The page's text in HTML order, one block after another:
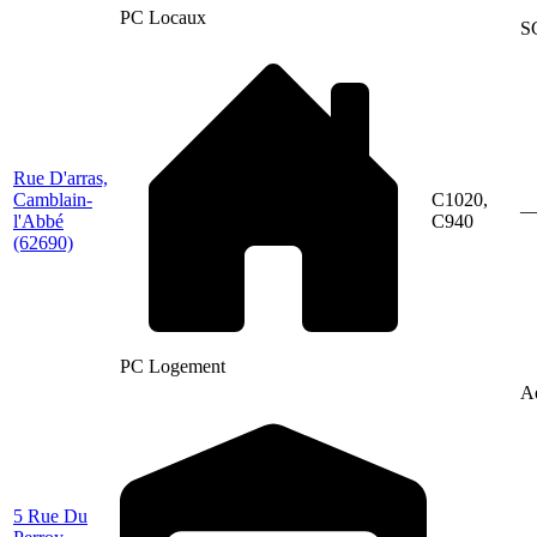
PC Locaux
Rue D'arras,
Camblain-
l'Abbé
(62690)
PC Logement
C1020,
C940
5 Rue Du